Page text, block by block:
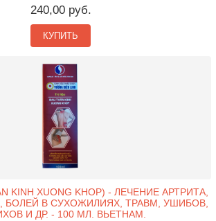
240,00 руб.
КУПИТЬ
KINH XUONG KHOP) - ЛЕЧЕНИЕ АРТРИТА,
БОЛЕЙ В СУХОЖИЛИЯХ, ТРАВМ, УШИБОВ,
И ДР. - 100 МЛ. ВЬЕТНАМ.